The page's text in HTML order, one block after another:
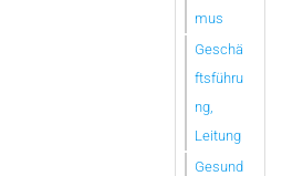
mus
Geschä
ftsführu
ng,
Leitung
Gesund